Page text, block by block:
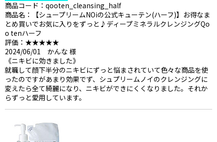
商品コード：qooten_cleansing_half
商品名：【シュープリームNOiの公式キューテン(ハーフ)】お得なま
とめ買いでお気に入りをずっと♪ディープミネラルクレンジングQo
o tenハーフ
評価：★★★★★
2024/06/01 かんな 様
《ニキビに効きました》
就職して顔下半分のニキビにずっと悩まされていて色々な商品を使
ったのですがあまり効果でず、シュプリームノイのクレンジングに
変えたら全て綺麗になり、ニキビができにくくなりました。それか
らずっと愛用しています。